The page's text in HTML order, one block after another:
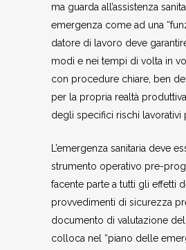
ma guarda all’assistenza
emergenza come ad una
datore di lavoro deve
modi e nei tempi di volta in
con procedure chiare, ben
per la propria realtà
degli specifici rischi lavorativi
L’emergenza sanitaria deve
strumento operativo pre-
facente parte a tutti gli effetti
provvedimenti di sicurezza
documento di valutazione del
colloca nel “piano delle